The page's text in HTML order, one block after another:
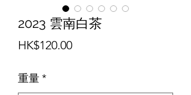
2023 雲南白茶
HK$120.00價
重量*